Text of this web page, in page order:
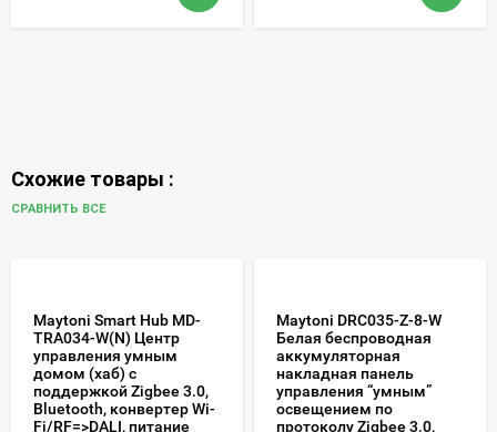
Схожие товары :
СРАВНИТЬ ВСЕ
Maytoni Smart Hub MD-
TRA034-W(N) Центр
управления умным
домом (хаб) с
поддержкой Zigbee 3.0,
Bluetooth, конвертер Wi-
Fi/RF=>DALI, питание
Maytoni DRC035-Z-8-W
Белая беспроводная
аккумуляторная
накладная панель
управления “умным”
освещением по
протоколу Zigbee 3.0,